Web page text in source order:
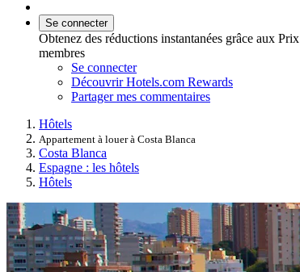
Se connecter
Obtenez des réductions instantanées grâce aux Prix
membres
Se connecter
Découvrir Hotels.com Rewards
Partager mes commentaires
Hôtels
Appartement à louer à Costa Blanca
Costa Blanca
Espagne : les hôtels
Hôtels